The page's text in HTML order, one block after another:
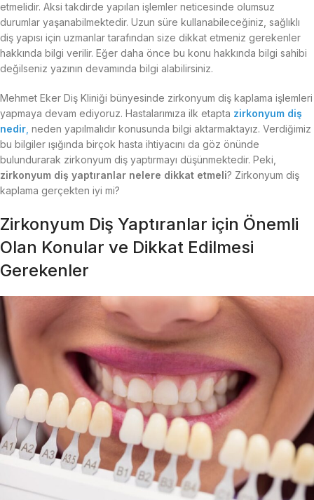
etmelidir. Aksi takdirde yapılan işlemler neticesinde olumsuz
durumlar yaşanabilmektedir. Uzun süre kullanabileceğiniz, sağlıklı
diş yapısı için uzmanlar tarafından size dikkat etmeniz gerekenler
hakkında bilgi verilir. Eğer daha önce bu konu hakkında bilgi sahibi
değilseniz yazının devamında bilgi alabilirsiniz.
Mehmet Eker Diş Kliniği bünyesinde zirkonyum diş kaplama işlemleri
yapmaya devam ediyoruz. Hastalarımıza ilk etapta zirkonyum diş
nedir neden yapılmalıdır konusunda bilgi aktarmaktayız. Verdiğimiz
bu bilgiler ışığında birçok hasta ihtiyacını da göz önünde
bulundurarak zirkonyum diş yaptırmayı düşünmektedir. Peki,
zirkonyum diş yaptıranlar nelere dikkat etmeli? Zirkonyum diş
kaplama gerçekten iyi mi?
Zirkonyum Diş Yaptıranlar için Önemli
Olan Konular ve Dikkat Edilmesi
Gerekenler